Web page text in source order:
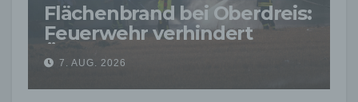
Flächenbrand bei Oberdreis:
Feuerwehr verhindert
Übergreifen auf Waldgebiet
7. AUG. 2026